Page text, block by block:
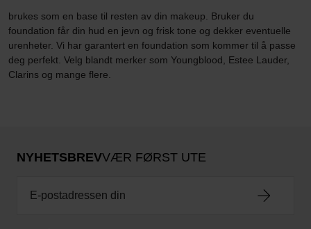
brukes som en base til resten av din makeup. Bruker du
foundation får din hud en jevn og frisk tone og dekker eventuelle
urenheter. Vi har garantert en foundation som kommer til å passe
deg perfekt. Velg blandt merker som Youngblood, Estee Lauder,
Clarins og mange flere.
NYHETSBREVVÆR FØRST UTE